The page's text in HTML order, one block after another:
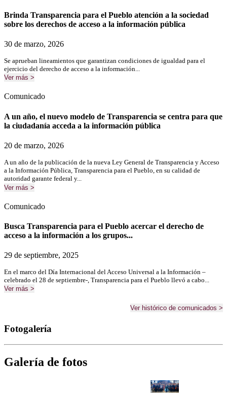
Brinda Transparencia para el Pueblo atención a la sociedad
sobre los derechos de acceso a la información pública
30 de marzo, 2026
Se aprueban lineamientos que garantizan condiciones de igualdad para el
ejercicio del derecho de acceso a la información...
Ver más >
Comunicado
A un año, el nuevo modelo de Transparencia se centra para que
la ciudadanía acceda a la información pública
20 de marzo, 2026
A un año de la publicación de la nueva Ley General de Transparencia y Acceso
a la Información Pública, Transparencia para el Pueblo, en su calidad de
autoridad garante federal y...
Ver más >
Comunicado
Busca Transparencia para el Pueblo acercar el derecho de
acceso a la información a los grupos...
29 de septiembre, 2025
En el marco del Día Internacional del Acceso Universal a la Información –
celebrado el 28 de septiembre-, Transparencia para el Pueblo llevó a cabo...
Ver más >
Ver histórico de comunicados >
Fotogalería
Galería de fotos